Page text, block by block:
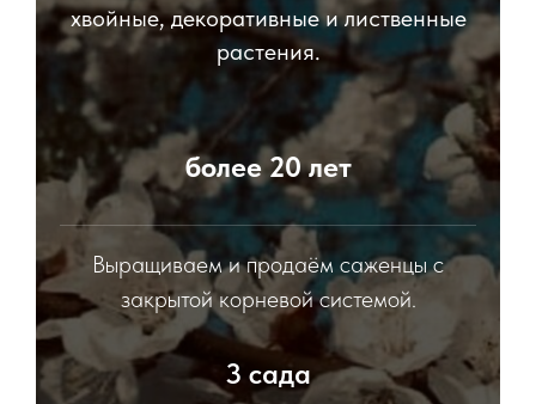
хвойные, декоративные и лиственные
растения.
более 20 лет
Выращиваем и продаём саженцы с
закрытой корневой системой.
3 сада